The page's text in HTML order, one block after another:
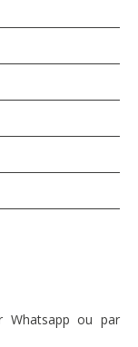
Whatsapp ou par